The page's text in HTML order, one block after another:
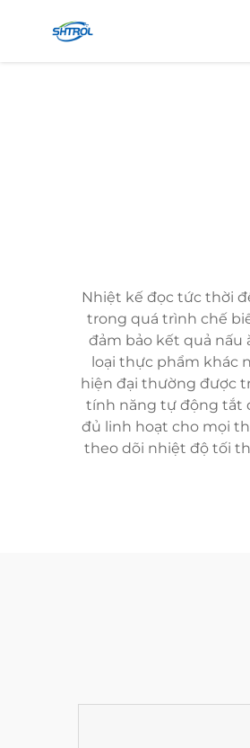
Nhiệt kế đọc tức thời
trong quá trình chế
đảm bảo kết quả nấu
loại thực phẩm khác
hiện đại thường được
tính năng tự động tắt
đủ linh hoạt cho mọi
theo dõi nhiệt độ tối